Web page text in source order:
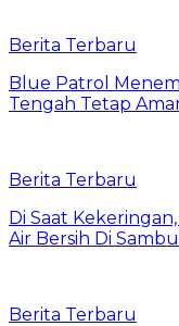
Berita Terbaru
Blue Patrol
Tengah Tetap
Berita Terbaru
Di Saat
Air Bersih Di
Berita Terbaru